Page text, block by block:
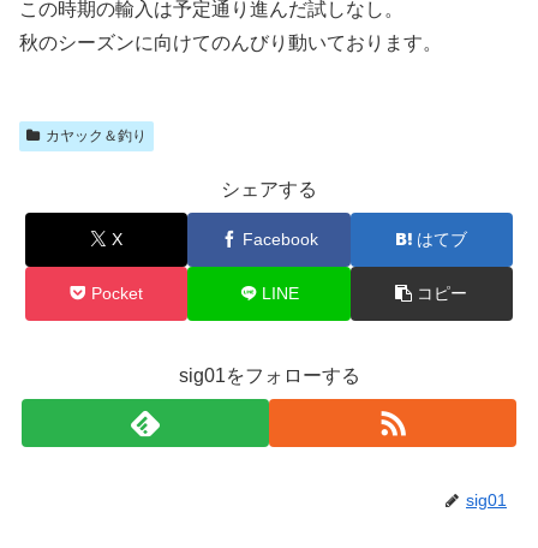
この時期の輸入は予定通り進んだ試しなし。
秋のシーズンに向けてのんびり動いております。
カヤック＆釣り
シェアする
X Facebook はてブ
Pocket LINE コピー
sig01をフォローする
sig01